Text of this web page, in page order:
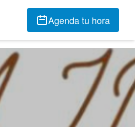
Agenda tu hora